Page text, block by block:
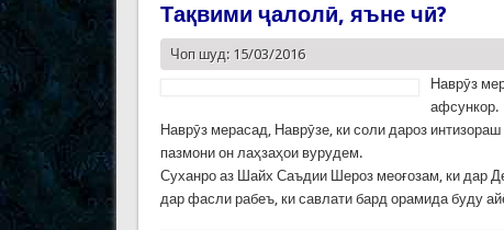
Тақвими ҷалолӣ, яъне чӣ?
Чоп шуд: 15/03/2016
Наврӯз
афсункор.
Наврӯз мерасад, Наврӯзе, ки соли дароз
пазмони он лаҳзаҳои вурудем.
Суханро аз Шайх Саъдии Шероз меоғозам, ки дар
дар фасли рабеъ, ки савлати бард орамида буду